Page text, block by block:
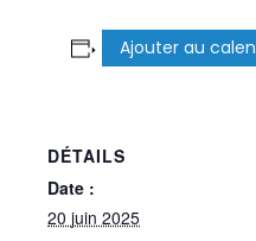
Ajouter au
DÉTAILS
Date :
20 juin 2025